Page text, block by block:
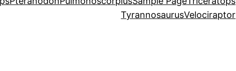
TyrannosaurusVelociraptor